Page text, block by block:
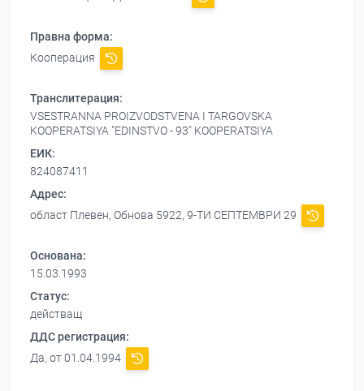
Правна форма:
Кооперация
Транслитерация:
VSESTRANNA PROIZVODSTVENA I TARGOVSKA
KOOPERATSIYA "EDINSTVO - 93" KOOPERATSIYA
ЕИК:
824087411
Адрес:
област Плевен, Обнова 5922, 9-ТИ СЕПТЕМВРИ 29
Основана:
15.03.1993
Статус:
действащ
ДДС регистрация:
Да, от 01.04.1994